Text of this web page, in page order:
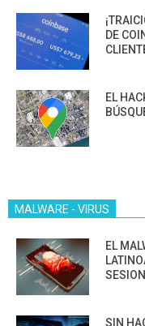
DE
EL
MALWARE - VIRUS
EL
SIN